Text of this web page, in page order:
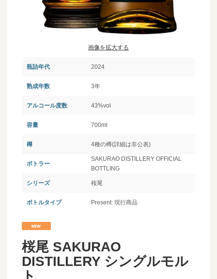
画像を拡大する
瓶詰年代 2024
熟成年数 3年
アルコール度数 43%vol
容量 700ml
樽 4種の樽(詳細は非公表)
ボトラー
SAKURAO DISTILLERY OFFICIAL
BOTTLING
シリーズ 桜尾
ボトルタイプ Present: 現行商品
桜尾 SAKURAO
DISTILLERY シングルモル
ト